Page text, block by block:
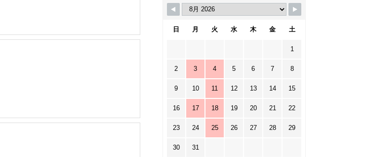
日 月 火 水 木 金 土
1
2 3 4 5 6 7 8
9 10 11 12 13 14 15
16 17 18 19 20 21 22
23 24 25 26 27 28 29
30 31